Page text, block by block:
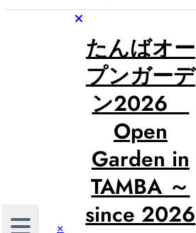
×
たんばオー
プンガーデ
ン2026
Open
Garden in
TAMBA ～
since 2026